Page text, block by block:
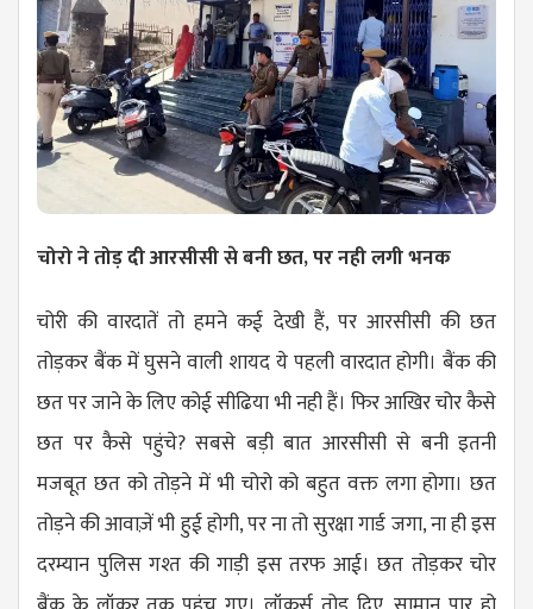
चोरो ने तोड़ दी आरसीसी से बनी छत, पर नही लगी भनक
चोरी की वारदातें तो हमने कई देखी हैं, पर आरसीसी की छत
तोड़कर बैंक में घुसने वाली शायद ये पहली वारदात होगी। बैंक की
छत पर जाने के लिए कोई सीढिया भी नही हैं। फिर आखिर चोर कैसे
छत पर कैसे पहुंचे? सबसे बड़ी बात आरसीसी से बनी इतनी
मजबूत छत को तोड़ने में भी चोरो को बहुत वक्त लगा होगा। छत
तोड़ने की आवाज़ें भी हुई होगी, पर ना तो सुरक्षा गार्ड जगा, ना ही इस
दरम्यान पुलिस गश्त की गाड़ी इस तरफ आई। छत तोड़कर चोर